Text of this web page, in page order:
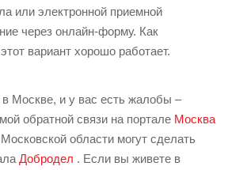
или электронной приемной
через онлайн-форму. Как
вариант хорошо работает.
Москве, и у вас есть жалобы –
обратной связи на портале Москва
области могут сделать
Добродел . Если вы живете в